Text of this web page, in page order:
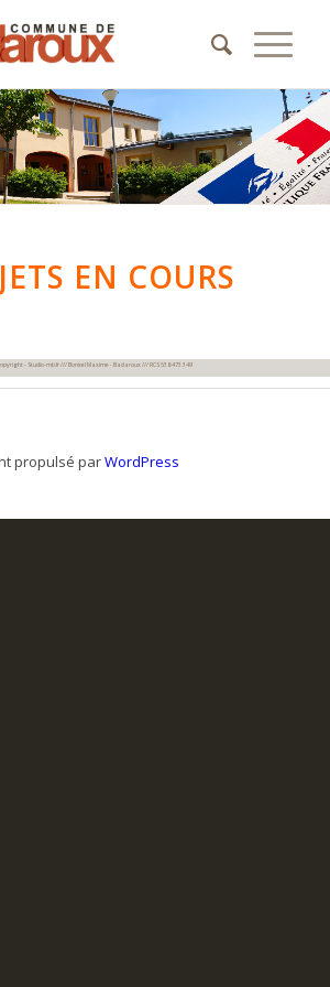
EN COURS
- Studio-mb.fr /// Bonicel Maxime - Badaroux /// RCS 538 473 349
propulsé parWordPress